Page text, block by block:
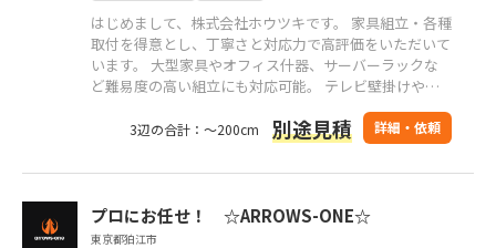
はじめまして、株式会社ホウツキです。 家具組立・各種
取付を得意とし、丁寧さと対応力で高評価をいただいて
います。 大型家具やオフィス什器、サーバーラックな
ど難易度の高い組立にも対応可能。 テレビ壁掛けや防
犯カメラ、スクリーン・プロジェクター設置まで、 現
場状況に合熟練職人が丁寧・迅速に施工。お気軽にご相
3辺の合計：～200cm 別途見積 詳細・依頼
プロにお任せ！ ☆ARROWS-ONE☆
東京都狛江市